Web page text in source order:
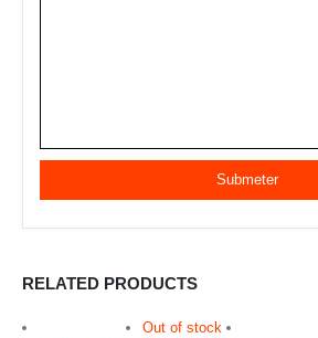
RELATED PRODUCTS
Out of stock